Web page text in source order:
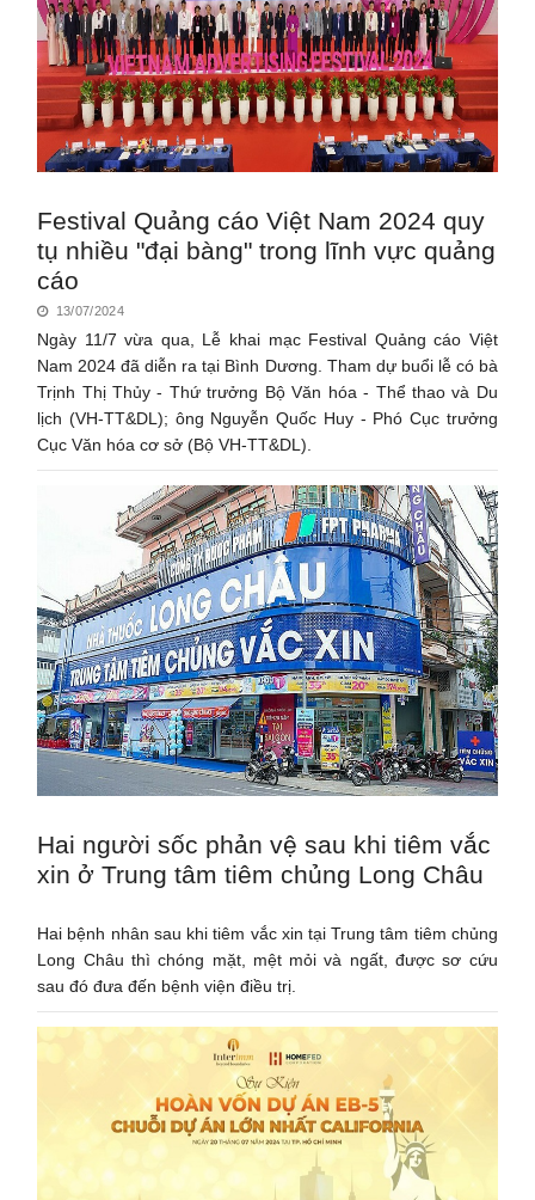
Festival Quảng cáo Việt Nam 2024 quy
tụ nhiều "đại bàng" trong lĩnh vực quảng
cáo
13/07/2024
Ngày 11/7 vừa qua, Lễ khai mạc Festival Quảng cáo Việt
Nam 2024 đã diễn ra tại Bình Dương. Tham dự buổi lễ có bà
Trịnh Thị Thủy - Thứ trưởng Bộ Văn hóa - Thể thao và Du
lịch (VH-TT&DL); ông Nguyễn Quốc Huy - Phó Cục trưởng
Cục Văn hóa cơ sở (Bộ VH-TT&DL).
Hai người sốc phản vệ sau khi tiêm vắc
xin ở Trung tâm tiêm chủng Long Châu
Hai bệnh nhân sau khi tiêm vắc xin tại Trung tâm tiêm chủng
Long Châu thì chóng mặt, mệt mỏi và ngất, được sơ cứu
sau đó đưa đến bệnh viện điều trị.